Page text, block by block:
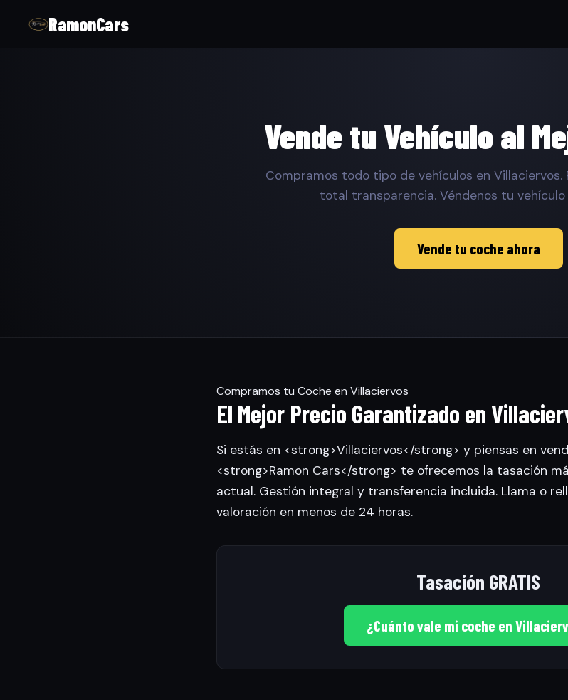
RamonCars
Vende tu Vehículo al
Compramos todo tipo de vehículos en Villaciervos.
total transparencia. Véndenos tu vehículo
Vende tu coche ahora
Compramos tu Coche en Villaciervos
El Mejor Precio Garantizado en
Si estás en <strong>Villaciervos</strong> y piensas en
<strong>Ramon Cars</strong> te ofrecemos la tasación
actual. Gestión integral y transferencia incluida. Llama o
valoración en menos de 24 horas.
Tasación GRATIS
¿Cuánto vale mi coche en